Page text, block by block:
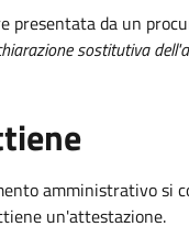
presentata da un
sostitutiva
amministrativo si
un'attestazione.